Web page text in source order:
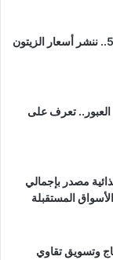
التفاحي بـ 110 والمنزنيلو بـ 50.. ننشر أسعار الزيتون
العبور.. تعرف على
رسالة غذائية مصدر بإجمالي
وتسويق تقاوي